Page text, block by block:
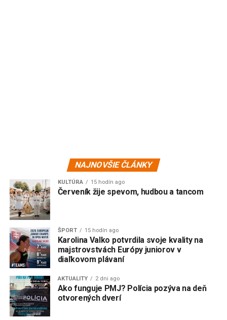
NAJNOVŠIE ČLÁNKY
KULTÚRA 15 hodín ago
Červeník žije spevom, hudbou a tancom
ŠPORT 15 hodín ago
Karolina Valko potvrdila svoje kvality na
majstrovstvách Európy juniorov v
diaľkovom plávaní
AKTUALITY 2 dni ago
Ako funguje PMJ? Polícia pozýva na deň
otvorených dverí